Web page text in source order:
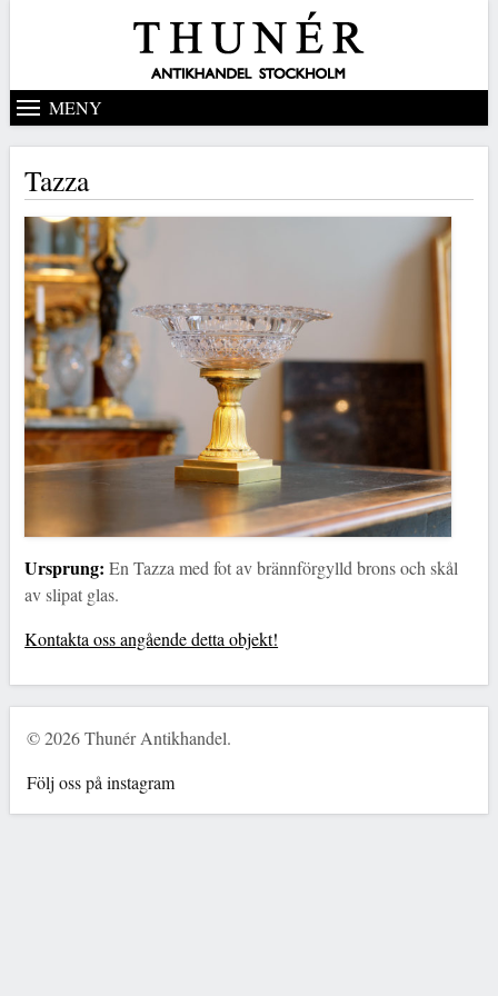
MENY
Tazza
Ursprung: En Tazza med fot av brännförgylld brons och skål
av slipat glas.
Kontakta oss angående detta objekt!
© 2026 Thunér Antikhandel.
Följ oss på instagram